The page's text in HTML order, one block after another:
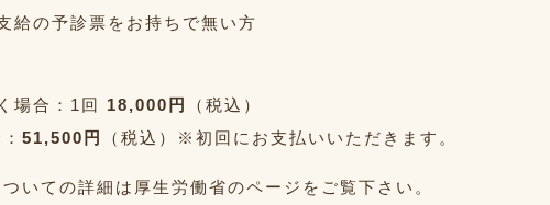
給の予診票をお持ちで無い方
場合：1回 18,000円
（税込）
51,500円 （税込）※初回にお支払いいただきます。
いての詳細は厚生労働省のページをご覧下さい。